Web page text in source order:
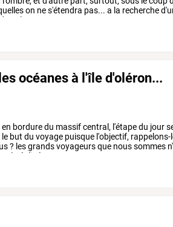
on nes'étendra pas... a la recherche
dans les
océanes à l'île d'oléron...
en borduredu massifcentral, l'étapedu jour
le but du voyage puisque l'objectif, rappelons-
? lesgrandsvoyageursque noussommes
mal négligé